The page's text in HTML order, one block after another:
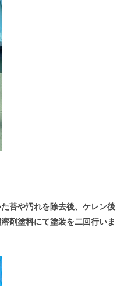
苔や汚れを除去後、ケレン後
剤塗料にて塗装を二回行いま